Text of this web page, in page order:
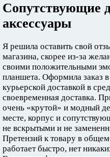
Сопутствующие
аксессуары
Я решила оставить свой
магазина, скорее из-за
своими положительными
планшета. Оформила заказ
курьерской доставкой в
своевременная доставка.
очень «крутой» и модный
месте, корпус и
не вскрытыми и не
Претензий к товару в
работает быстро, нет